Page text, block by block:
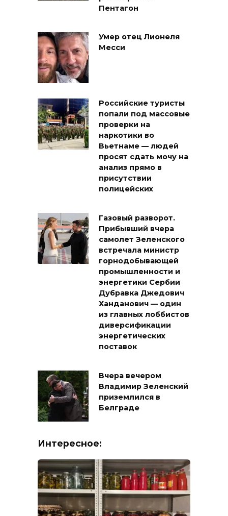
Пентагон
Умер отец Лионеля
Месси
Российские туристы
попали под массовые
проверки на
наркотики во
Вьетнаме — людей
просят сдать мочу на
анализ прямо в
присутствии
полицейских
Газовый разворот.
Прибывший вчера
самолет Зеленского
встречала министр
горнодобывающей
промышленности и
энергетики Сербии
Дубравка Джедович
Ханданович — один
из главных лоббистов
диверсификации
энергетических
поставок
Вчера вечером
Владимир Зеленский
приземлился в
Белграде
Интересное: